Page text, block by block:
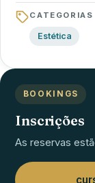
CATEGORIAS
Estética
BOOKINGS
Inscrições
As reservas